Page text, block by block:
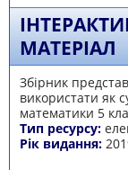
МАТЕРІАЛ
Збірник
використати як
математики 5
Тип ресурсу:
Рік видання: